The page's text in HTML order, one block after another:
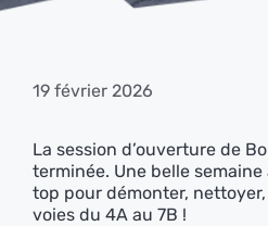
19 février 2026
La session d’ouverture de
terminée. Une belle
top pour démonter,
voies du 4A au 7B !